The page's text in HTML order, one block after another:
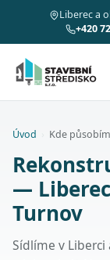
Liberec a
+420
Úvod Kde
—
Turnov
Sídlíme v